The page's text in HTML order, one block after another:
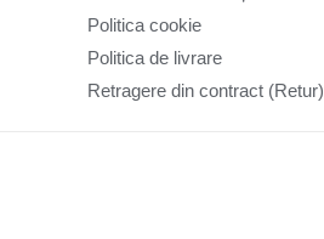
Politica cookie
Politica de livrare
Retragere din contract (Retur)